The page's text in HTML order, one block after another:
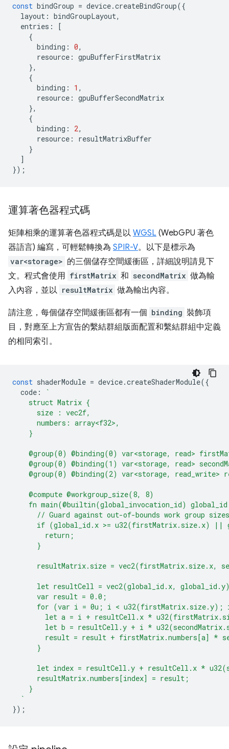
const bindGroup = device.createBindGroup({
layout : bindGroupLayout,
entries :
[
{
binding : 0,
resource : gpuBufferFirstMatrix
},
{
binding : 1 ,
resource : gpuBufferSecondMatrix
},
{
binding : 2,
resource :
resultMatrixBuffer
}
]
});
運算著色器程式碼
矩陣相乘的運算著色器程式碼是以 WGSL (WebGPU 著色
器語言) 編寫，可輕鬆轉換為 SPIR-V。以下是標示為
var<storage> 的三個儲存空間緩衝區，詳細說明請見下
文。程式會使用 firstMatrix 和 secondMatrix 做為輸
入內容，並以 resultMatrix 做為輸出內容。
請注意，每個儲存空間緩衝區都有一個 binding 裝飾項
目，對應至上方宣告的繫結群組版面配置和繫結群組中定義
的相同索引。
const shaderModule = device.createShaderModule({
code :
`
    struct Matrix {
      size : vec2f,
      numbers: array<f32>,
    }
@group(0) @binding(0) var<storage, read>
@group(0) @binding(1) var<storage, read>
@group(0) @binding(2) var<storage, read_write>
    @compute @workgroup_size(8, 8)
fn main(@builtin(global_invocation_id)
      // Guard against out-of-bounds work group sizes
if (global_id.x >= u32(firstMatrix.size.x) ||
        return;
      }
resultMatrix.size = vec2(firstMatrix.size.x,
let resultCell = vec2(global_id.x,
      var result = 0.0;
for (var i = 0u; i < u32(firstMatrix.size.y);
let a = i + resultCell.x *
let b = resultCell.y + i *
result = result + firstMatrix.numbers[a] *
      }
let index = resultCell.y + resultCell.x *
      resultMatrix.numbers[index] = result;
    }
  `
});